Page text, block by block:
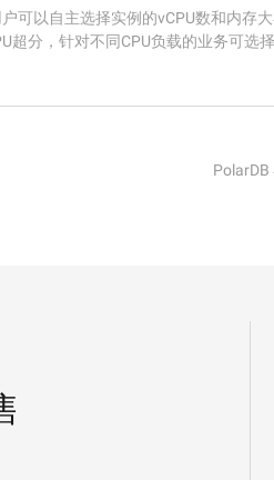
可以自主选择实例的vCPU数和内存
超分，针对不同CPU负载的业务可选